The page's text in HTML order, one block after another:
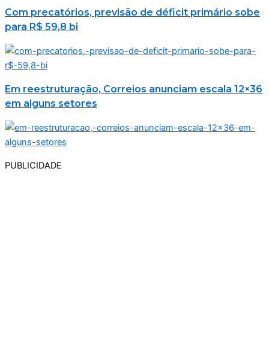
Com precatórios, previsão de déficit primário sobe
para R$ 59,8 bi
Em reestruturação, Correios anunciam escala 12×36
em alguns setores
PUBLICIDADE